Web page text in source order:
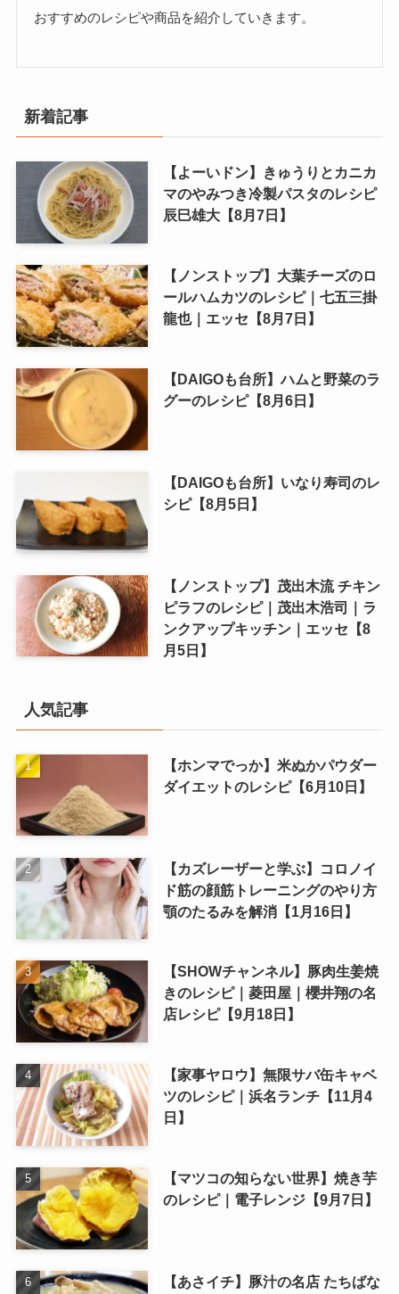
おすすめのレシピや商品を紹介していきます。
新着記事
【よーいドン】きゅうりとカニカ
マのやみつき冷製パスタのレシピ
辰巳雄大【8月7日】
【ノンストップ】大葉チーズのロ
ールハムカツのレシピ｜七五三掛
龍也｜エッセ【8月7日】
【DAIGOも台所】ハムと野菜のラ
グーのレシピ【8月6日】
【DAIGOも台所】いなり寿司のレ
シピ【8月5日】
【ノンストップ】茂出木流 チキン
ピラフのレシピ｜茂出木浩司｜ラ
ンクアップキッチン｜エッセ【8
月5日】
人気記事
【ホンマでっか】米ぬかパウダー
ダイエットのレシピ【6月10日】
【カズレーザーと学ぶ】コロノイ
ド筋の顔筋トレーニングのやり方
顎のたるみを解消【1月16日】
【SHOWチャンネル】豚肉生姜焼
きのレシピ｜菱田屋｜櫻井翔の名
店レシピ【9月18日】
【家事ヤロウ】無限サバ缶キャベ
ツのレシピ｜浜名ランチ【11月4
日】
【マツコの知らない世界】焼き芋
のレシピ｜電子レンジ【9月7日】
【あさイチ】豚汁の名店 たちばな